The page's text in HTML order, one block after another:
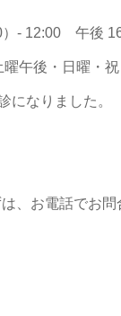
）- 12:00 午後
午後・日曜・
になりました。
、お電話でお